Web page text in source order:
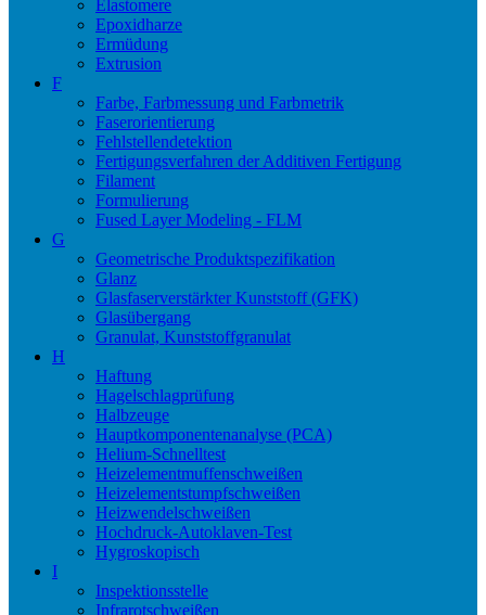
Elastomere
Epoxidharze
Ermüdung
Extrusion
F
Farbe, Farbmessung und Farbmetrik
Faserorientierung
Fehlstellendetektion
Fertigungsverfahren der Additiven Fertigung
Filament
Formulierung
Fused Layer Modeling - FLM
G
Geometrische Produktspezifikation
Glanz
Glasfaserverstärkter Kunststoff (GFK)
Glasübergang
Granulat, Kunststoffgranulat
H
Haftung
Hagelschlagprüfung
Halbzeuge
Hauptkomponentenanalyse (PCA)
Helium-Schnelltest
Heizelementmuffenschweißen
Heizelementstumpfschweißen
Heizwendelschweißen
Hochdruck-Autoklaven-Test
Hygroskopisch
I
Inspektionsstelle
Infrarotschweißen